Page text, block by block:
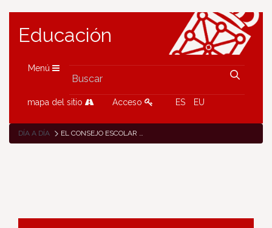
Educación
Menú
mapa del sitio Acceso ES EU
DÍA A DÍA EL CONSEJO ESCOLAR DE NAVARRA APRUEBA CON UN AMPLIO RESPALDO EL DICTAMEN DEL PROYECTO DEL NUEVO DECRETO FORAL DE ADMISIÓN